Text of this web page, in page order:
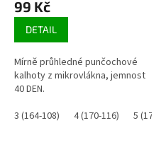
99 Kč
DETAIL
Mírně průhledné punčochové
kalhoty z mikrovlákna, jemnost
40 DEN.
3 (164-108)
4 (170-116) 5 (176-